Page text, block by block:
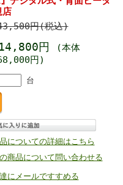
円(税込)
円
(本体
円)
台
についての詳細はこちら
商品について問い合わせる
にメールですすめる